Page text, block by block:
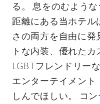
る。 息をのむよう
距離にある当ホテル
さの両方を自由に発
トな内装、優れた
LGBTフレンドリー
エンターテイメント
しんでほしい。 コ